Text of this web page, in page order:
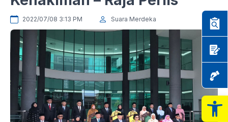
2022/07/08 3:13 PM Suara Merdeka